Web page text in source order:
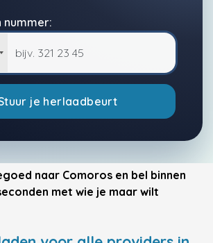
nummer:
je herlaadbeurt
naar Comoros en bel binnen
met wie je maar wilt